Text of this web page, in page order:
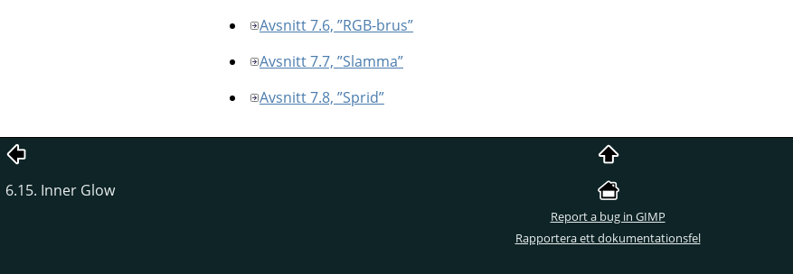
Avsnitt 7.6, ”RGB-brus”
Avsnitt 7.7, ”Slamma”
Avsnitt 7.8, ”Sprid”
6.15. Inner Glow
Report a bug in GIMP
Rapportera ett dokumentationsfel